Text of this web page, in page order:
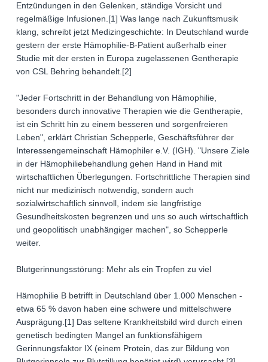
Entzündungen in den Gelenken, ständige Vorsicht und
regelmäßige Infusionen.[1] Was lange nach Zukunftsmusik
klang, schreibt jetzt Medizingeschichte: In Deutschland wurde
gestern der erste Hämophilie-B-Patient außerhalb einer
Studie mit der ersten in Europa zugelassenen Gentherapie
von CSL Behring behandelt.[2]
"Jeder Fortschritt in der Behandlung von Hämophilie,
besonders durch innovative Therapien wie die Gentherapie,
ist ein Schritt hin zu einem besseren und sorgenfreieren
Leben", erklärt Christian Schepperle, Geschäftsführer der
Interessengemeinschaft Hämophiler e.V. (IGH). "Unsere Ziele
in der Hämophiliebehandlung gehen Hand in Hand mit
wirtschaftlichen Überlegungen. Fortschrittliche Therapien sind
nicht nur medizinisch notwendig, sondern auch
sozialwirtschaftlich sinnvoll, indem sie langfristige
Gesundheitskosten begrenzen und uns so auch wirtschaftlich
und geopolitisch unabhängiger machen", so Schepperle
weiter.
Blutgerinnungsstörung: Mehr als ein Tropfen zu viel
Hämophilie B betrifft in Deutschland über 1.000 Menschen -
etwa 65 % davon haben eine schwere und mittelschwere
Ausprägung.[1] Das seltene Krankheitsbild wird durch einen
genetisch bedingten Mangel an funktionsfähigem
Gerinnungsfaktor IX (einem Protein, das zur Bildung von